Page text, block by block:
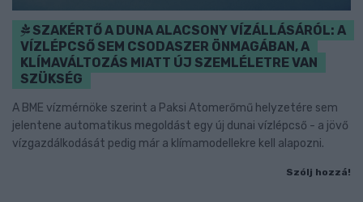
SZAKÉRTŐ A DUNA ALACSONY VÍZÁLLÁSÁRÓL: A
VÍZLÉPCSŐ SEM CSODASZER ÖNMAGÁBAN, A
KLÍMAVÁLTOZÁS MIATT ÚJ SZEMLÉLETRE VAN
SZÜKSÉG
A BME vízmérnöke szerint a Paksi Atomerőmű helyzetére sem
jelentene automatikus megoldást egy új dunai vízlépcső - a jövő
vízgazdálkodását pedig már a klímamodellekre kell alapozni.
Szólj hozzá!